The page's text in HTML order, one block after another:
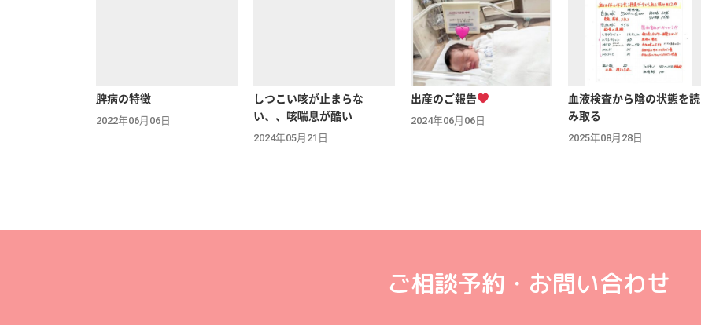
脾病の特徴
2022年06月06日
しつこい咳が止まらな
い、、咳喘息が酷い
2024年05月21日
出産のご報告
2024年06月06日
血液検査から陰の状態を読
み取る
2025年08月28日
ご相談予約・お問い合わせ